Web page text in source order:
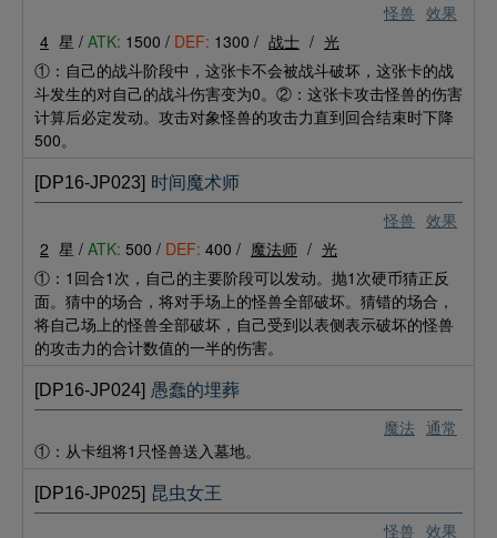
怪兽 效果
4 星 / ATK: 1500 / DEF: 1300 / 战士 / 光
①：自己的战斗阶段中，这张卡不会被战斗破坏，这张卡的战
斗发生的对自己的战斗伤害变为0。②：这张卡攻击怪兽的伤害
计算后必定发动。攻击对象怪兽的攻击力直到回合结束时下降
500。
怪兽 效果
[DP16-JP023] 时间魔术师
2 星 / ATK: 500 / DEF: 400 / 魔法师 / 光
①：1回合1次，自己的主要阶段可以发动。抛1次硬币猜正反
面。猜中的场合，将对手场上的怪兽全部破坏。猜错的场合，
将自己场上的怪兽全部破坏，自己受到以表侧表示破坏的怪兽
的攻击力的合计数值的一半的伤害。
魔法 通常
[DP16-JP024] 愚蠢的埋葬
①：从卡组将1只怪兽送入墓地。
怪兽 效果
[DP16-JP025] 昆虫女王